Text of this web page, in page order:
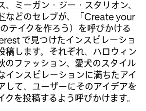
、 ミーガン・ジー・スタリオン、
などのセレブが、「Create your
テイクを作ろう）を呼びかける
で見つけたインスピレーショ
稿します。それぞれ、ハロウィン
のファッション、愛犬のスタイル
インスピレーションに満ちたアイ
して、ユーザーにそのアイデアを
クを投稿するよう呼びかけます。